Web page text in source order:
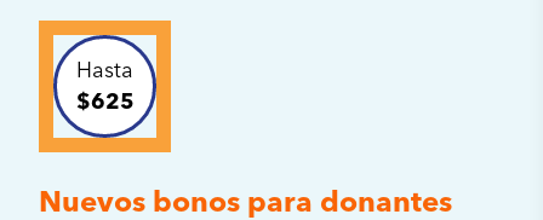
Hasta
$625
Nuevos bonos para donantes